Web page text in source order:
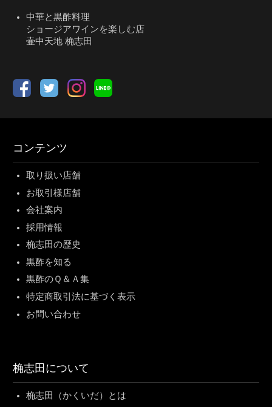
中華と黒酢料理
ショージアワインを楽しむ店
壷中天地 桷志田
コンテンツ
取り扱い店舗
お取引様店舗
会社案内
採用情報
桷志田の歴史
黒酢を知る
黒酢のＱ＆Ａ集
特定商取引法に基づく表示
お問い合わせ
桷志田について
桷志田（かくいだ）とは